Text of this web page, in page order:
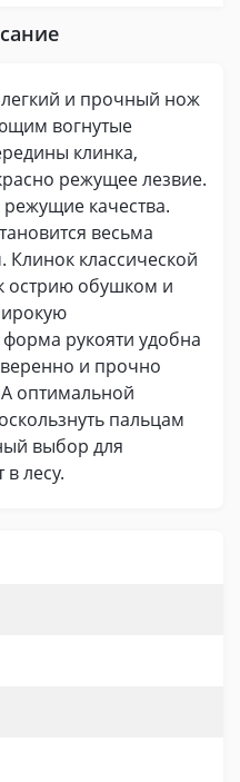
и прочный нож
вогнутые
клинка,
режущее лезвие.
качества.
весьма
классической
обушком и
рукояти удобна
и прочно
оптимальной
пальцам
выбор для
лесу.